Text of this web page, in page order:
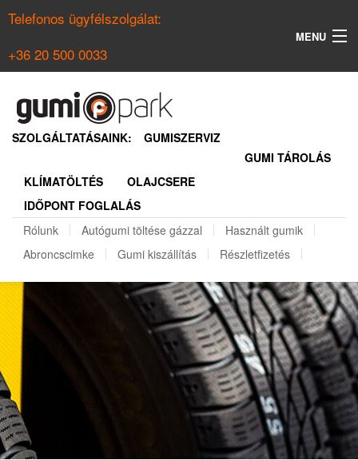
Telefonos ügyfélszolgálat:
+36 20 500 0033
MENU
NYÁRI GUMI KERESŐ
REGISZTRÁCIÓ
SZOLGÁLTATÁSAINK:
GUMISZERVIZ
GUMI TÁROLÁS
KLÍMATÖLTÉS
OLAJCSERE
IDŐPONT FOGLALÁS
Rólunk
Autógumi töltése gázzal
Használt gumik
Abroncscimke
Gumi kiszállítás Részletfizetés